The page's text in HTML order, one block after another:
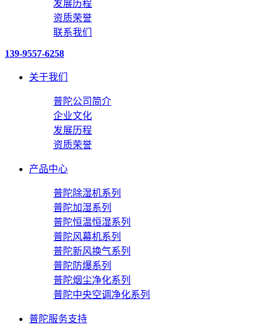
发展历程
资质荣誉
联系我们
139-9557-6258
关于我们
普陀公司简介
企业文化
发展历程
资质荣誉
产品中心
普陀除湿机系列
普陀加湿系列
普陀恒温恒湿系列
普陀风幕机系列
普陀新风换气系列
普陀防爆系列
普陀烟尘净化系列
普陀中央空调净化系列
普陀服务支持